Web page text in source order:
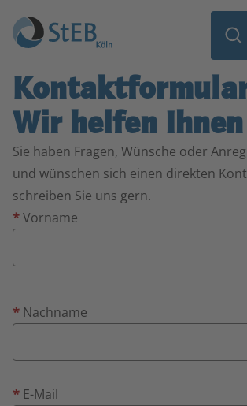
Wir helfen
Sie haben Fragen, Wünsche oder
und wünschen sich einen direkten
schreiben Sie uns gern.
*Vorname
* Nachname
* E-Mail